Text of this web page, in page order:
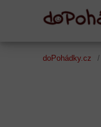
doPohádky.cz